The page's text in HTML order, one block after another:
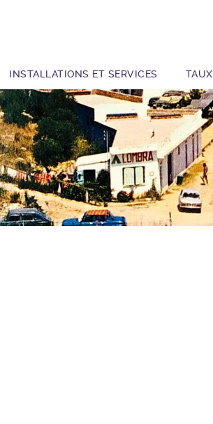
INSTALLATIONS ET SERVICES TAUX